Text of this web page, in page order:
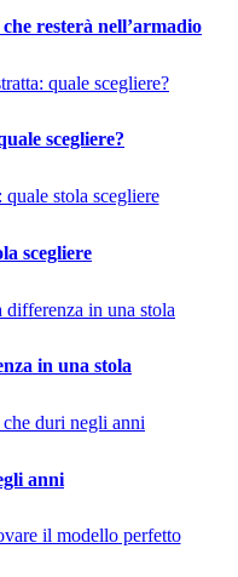
resterà nell’armadio
scegliere?
scegliere
in una stola
anni